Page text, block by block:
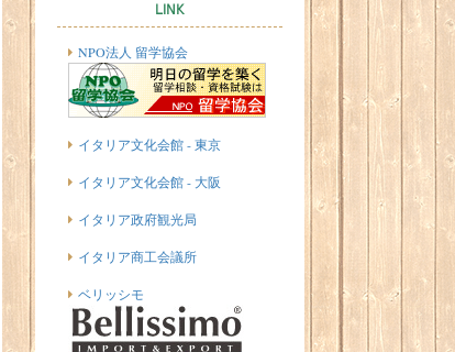
LINK
NPO法人 留学協会
イタリア文化会館 - 東京
イタリア文化会館 - 大阪
イタリア政府観光局
イタリア商工会議所
ベリッシモ